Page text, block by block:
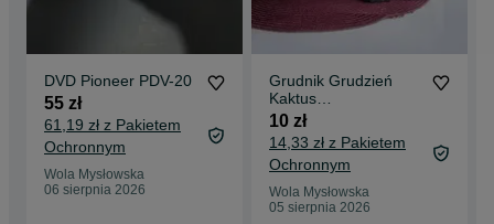
DVD Pioneer PDV-20
55 zł
61,19 zł z Pakietem
Ochronnym
Wola Mysłowska
06 sierpnia 2026
Grudnik Grudzień
Kaktus
Bożonarodzeniowy
10 zł
14,33 zł z Pakietem
Ochronnym
Wola Mysłowska
05 sierpnia 2026